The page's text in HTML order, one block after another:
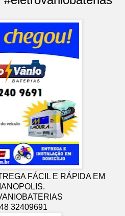
FÁCIL E RÁPIDA EM
32409691